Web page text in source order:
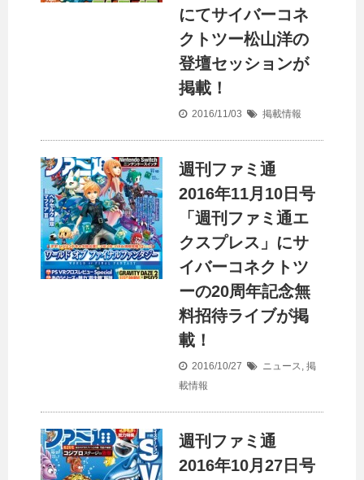
にてサイバーコネ
クトツー松山洋の
登壇セッションが
掲載！
2016/11/03 掲載情報
週刊ファミ通
2016年11月10日号
「週刊ファミ通エ
クスプレス」にサ
イバーコネクトツ
ーの20周年記念無
料招待ライブが掲
載！
2016/10/27 ニュース, 掲
載情報
週刊ファミ通
2016年10月27日号